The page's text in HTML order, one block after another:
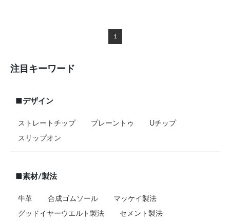
1
注目キーワード
■デザイン
ストレートチップ プレーントゥ Uチップ
スリップオン
■素材/製法
牛革 合成ゴムソール マッケイ製法
グッドイヤーウエルト製法 セメント製法